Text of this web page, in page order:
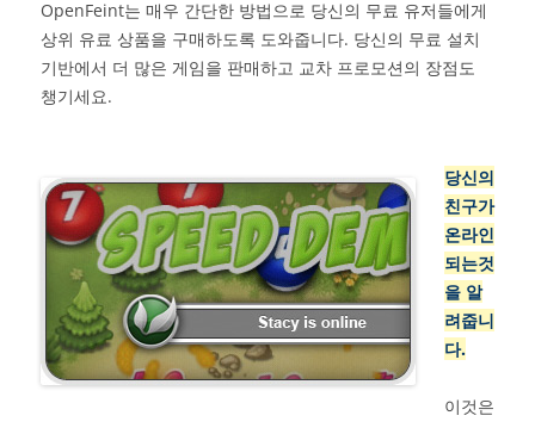
OpenFeint는 매우 간단한 방법으로 당신의 무료 유저들에게
상위 유료 상품을 구매하도록 도와줍니다. 당신의 무료 설치
기반에서 더 많은 게임을 판매하고 교차 프로모션의 장점도
챙기세요.
당신의
친구가
온라인
되는것
을 알
려줍니
다.
이것은